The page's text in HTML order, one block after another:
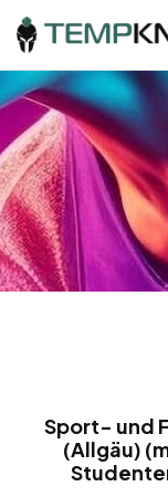
Sport- und
(Allgäu)